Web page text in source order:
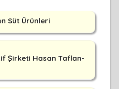
Süt Ürünleri
Şirketi Hasan Taflan-